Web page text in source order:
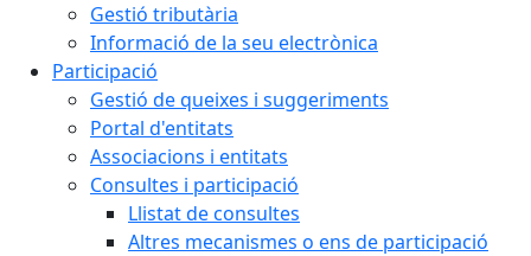
Gestió tributària
Informació de la seu electrònica
Participació
Gestió de queixes i suggeriments
Portal d'entitats
Associacions i entitats
Consultes i participació
Llistat de consultes
Altres mecanismes o ens de participació